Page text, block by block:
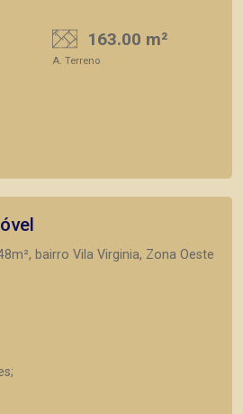
163.00 m²
A. Terreno
bairro Vila Virginia, Zona Oeste